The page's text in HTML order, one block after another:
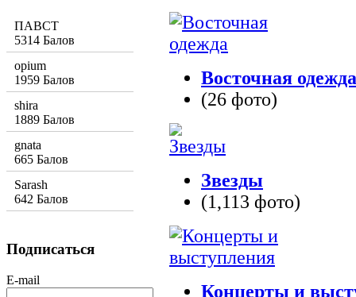
Восточная одежда
(26 фото)
Звезды
(1,113 фото)
Концерты и
ПАВСТ
5314 Балов
opium
1959 Балов
shira
1889 Балов
gnata
665 Балов
Sarash
642 Балов
Подписаться
E-mail